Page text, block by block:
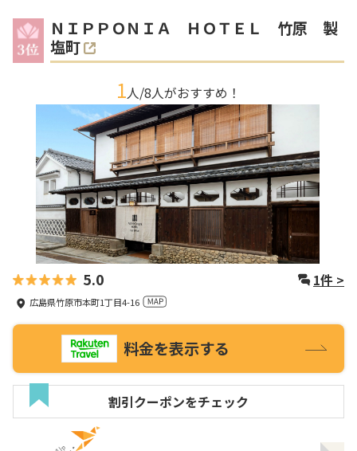
ＮＩＰＰＯＮＩＡ ＨＯＴＥＬ 竹原 製
塩町
1人/8人がおすすめ！
5.0 1件 >
広島県竹原市本町1丁目4-16
料金を表示する
割引クーポンをチェック